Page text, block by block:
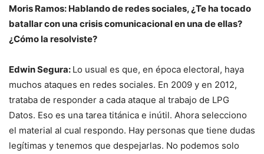
Moris Ramos: Hablando de redes sociales, ¿Te ha tocado
batallar con una crisis comunicacional en una de ellas?
¿Cómo la resolviste?
Edwin Segura: Lo usual es que, en época electoral, haya
muchos ataques en redes sociales. En 2009 y en 2012,
trataba de responder a cada ataque al trabajo de LPG
Datos. Eso es una tarea titánica e inútil. Ahora selecciono
el material al cual respondo. Hay personas que tiene dudas
legítimas y tenemos que despejarlas. No podemos solo